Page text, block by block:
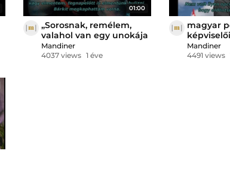
01:00
„Sorosnak, remélem,
valahol van egy unokája
is” – újabb hangfelvétel
érkezett Magyar Péterről
Mandiner
4037 views 1 éve
magyar
Mandiner
4491 views